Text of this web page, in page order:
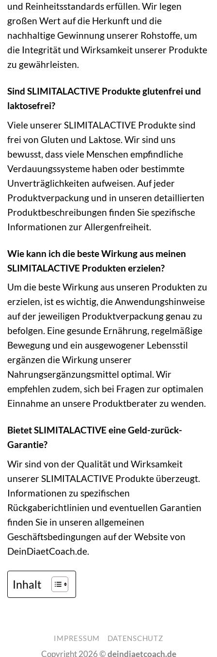
und Reinheitsstandards erfüllen. Wir legen
großen Wert auf die Herkunft und die
nachhaltige Gewinnung unserer Rohstoffe, um
die Integrität und Wirksamkeit unserer Produkte
zu gewährleisten.
Sind SLIMITALACTIVE Produkte glutenfrei und
laktosefrei?
Viele unserer SLIMITALACTIVE Produkte sind
frei von Gluten und Laktose. Wir sind uns
bewusst, dass viele Menschen empfindliche
Verdauungssysteme haben oder bestimmte
Unverträglichkeiten aufweisen. Auf jeder
Produktverpackung und in unseren detaillierten
Produktbeschreibungen finden Sie spezifische
Informationen zur Allergenfreiheit.
Wie kann ich die beste Wirkung aus meinen
SLIMITALACTIVE Produkten erzielen?
Um die beste Wirkung aus unseren Produkten zu
erzielen, ist es wichtig, die Anwendungshinweise
auf der jeweiligen Produktverpackung genau zu
befolgen. Eine gesunde Ernährung, regelmäßige
Bewegung und ein ausgewogener Lebensstil
ergänzen die Wirkung unserer
Nahrungsergänzungsmittel optimal. Wir
empfehlen zudem, sich bei Fragen zur optimalen
Einnahme an unsere Produktberater zu wenden.
Bietet SLIMITALACTIVE eine Geld-zurück-
Garantie?
Wir sind von der Qualität und Wirksamkeit
unserer SLIMITALACTIVE Produkte überzeugt.
Informationen zu spezifischen
Rückgaberichtlinien und eventuellen Garantien
finden Sie in unseren allgemeinen
Geschäftsbedingungen auf der Website von
DeinDiaetCoach.de.
Inhalt
IMPRESSUM DATENSCHUTZ
Copyright 2026 ©deindiaetcoach.de